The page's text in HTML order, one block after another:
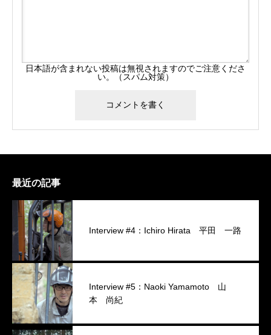
日本語が含まれない投稿は無視されますのでご注意くださ
い。（スパム対策）
最近の記事
Interview #4：Ichiro Hirata 平田 一路
Interview #5：Naoki Yamamoto 山
本 尚紀